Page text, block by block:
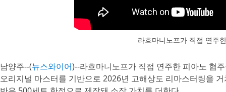
라흐마니노프가 직접 연주
남양주--(뉴스와이어)--라흐마니노프가 직접 연주한 피아노 협
오리지널 마스터를 기반으로 2026년 고해상도 리마스터링을